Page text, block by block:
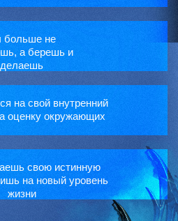
больше не
а берешь и
делаешь
на свой внутренний
оценку окружающих
свою истинную
на новый уровень
жизни